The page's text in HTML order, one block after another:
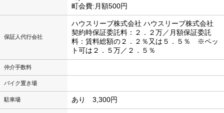
町会費:月額500円
保証人代行会社
ハウスリーブ株式会社 ハウスリーブ株式会社
契約時保証委託料：２．２万／月額保証委託
料：賃料総額の２．２％又は５．５％ ※ペッ
ト可は２．５万／２．５％
仲介手数料
バイク置き場
駐車場 あり 3,300円